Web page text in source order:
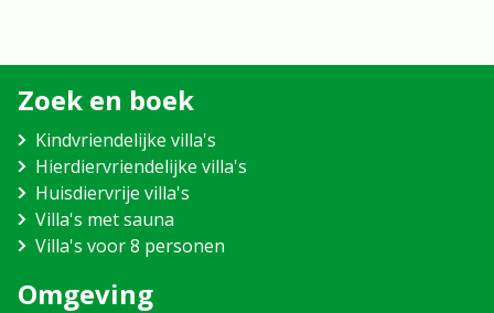
Zoek en boek
Kindvriendelijke villa's
Hierdiervriendelijke villa's
Huisdiervrije villa's
Villa's met sauna
Villa's voor 8 personen
Omgeving